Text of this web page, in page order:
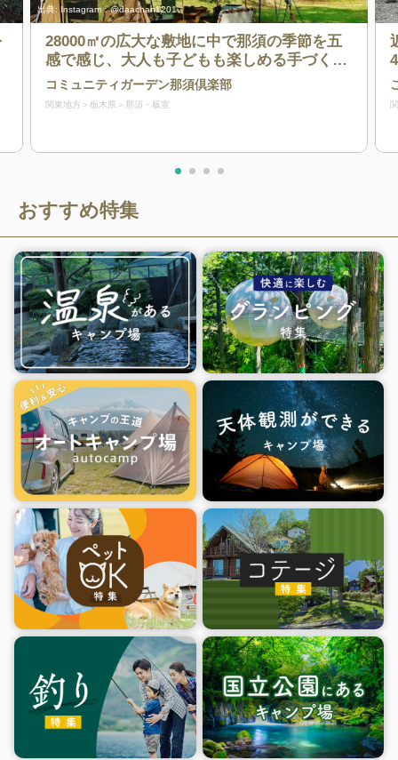
出典:Instagram：@daachan1201
28000㎡の広大な敷地に中で那須の季節を五
感で感じ、大人も子どもも楽しめる手づくり
体験ができるキャンプ場
コミュニティガーデン那須倶楽部
関東地方 栃木県 那須・板室
おすすめ特集